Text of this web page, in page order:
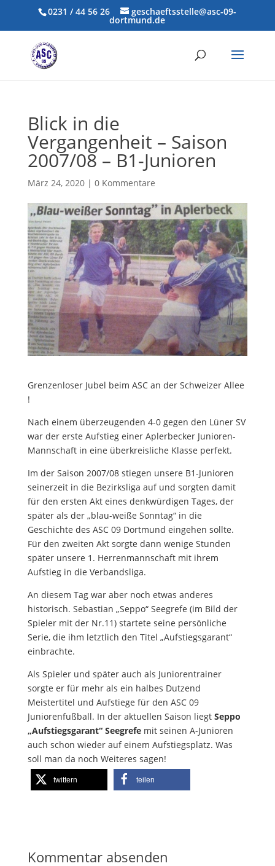
0231 / 44 56 26 geschaeftsstelle@asc-09-
dortmund.de
Blick in die
Vergangenheit – Saison
2007/08 – B1-Junioren
März 24, 2020| 0 Kommentare
Grenzenloser Jubel beim ASC an der Schweizer Allee
!
Nach einem überzeugenden 4-0 gegen den Lüner SV
war der erste Aufstieg einer Aplerbecker Junioren-
Mannschaft in eine überkreisliche Klasse perfekt.
Im der Saison 2007/08 stiegen unsere B1-Junioren
seinerzeit in die Bezirksliga auf und sorgten damit
für den ersten Akt eines denkwürdigen Tages, der
später als der „blau-weiße Sonntag“ in die
Geschichte des ASC 09 Dortmund eingehen sollte.
Für den zweiten Akt sorgte dann wenige Stunden
später unsere 1. Herrenmannschaft mit ihrem
Aufstieg in die Verbandsliga.
An diesem Tag war aber noch etwas anderes
historisch. Sebastian „Seppo“ Seegrefe (im Bild der
Spieler mit der Nr.11) startete seine persönliche
Serie, die ihm letztlich den Titel „Aufstiegsgarant“
einbrachte.
Als Spieler und später auch als Juniorentrainer
sorgte er für mehr als ein halbes Dutzend
Meistertitel und Aufstiege für den ASC 09
Juniorenfußball. In der aktuellen Saison liegt Seppo
„Aufstiegsgarant“ Seegrefemit seinen A-Junioren
auch schon wieder auf einem Aufstiegsplatz. Was
soll man da noch Weiteres sagen!
twittern teilen
Kommentar absenden